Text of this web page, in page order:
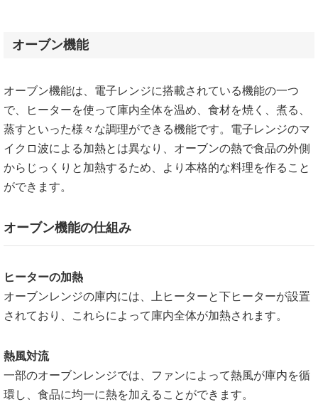
オーブン機能
オーブン機能は、電子レンジに搭載されている機能の一つ
で、ヒーターを使って庫内全体を温め、食材を焼く、煮る、
蒸すといった様々な調理ができる機能です。電子レンジのマ
イクロ波による加熱とは異なり、オーブンの熱で食品の外側
からじっくりと加熱するため、より本格的な料理を作ること
ができます。
オーブン機能の仕組み
ヒーターの加熱
オーブンレンジの庫内には、上ヒーターと下ヒーターが設置
されており、これらによって庫内全体が加熱されます。
熱風対流
一部のオーブンレンジでは、ファンによって熱風が庫内を循
環し、食品に均一に熱を加えることができます。